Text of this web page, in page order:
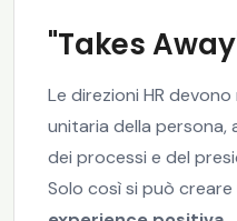
"Takes
Le direzioni HR
unitaria della persona,
dei processi e del
Solo così si può creare